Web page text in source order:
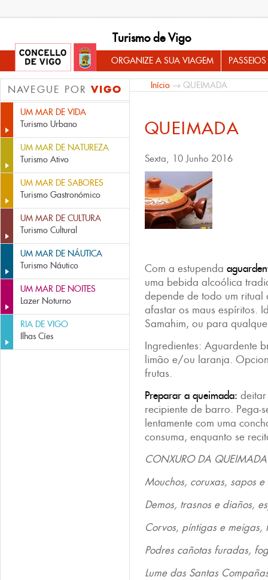
Turismo de Vigo
ORGANIZE A SUA VIAGEM
NAVEGUE POR VIGO
UM MAR DE VIDA
Turismo Urbano
UM MAR DE NATUREZA
Turismo Ativo
UM MAR DE SABORES
Turismo Gastronómico
UM MAR DE CULTURA
Turismo Cultural
UM MAR DE NÁUTICA
Turismo Náutico
UM MAR DE NOITES
Lazer Noturno
RIA DE VIGO
Ilhas Cíes
Início → QUEIMADA
QUEIMADA
Sexta, 10 Junho 2016
Com a estupenda
uma bebida alcoólica
depende de todo um
afastar os maus espíritos.
Samahim, ou para
Ingredientes: Aguardente
limão e/ou laranja.
frutas.
Preparar a queimada:
recipiente de barro. Pega-
lentamente com uma
consuma, enquanto se
CONXURO DA QUEIMADA
Mouchos, coruxas, sapos
Demos, trasnos e diaños,
Corvos, píntigas e meigas,
Podres cañotas furadas,
Lume das Santas